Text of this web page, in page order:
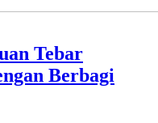
Tebar
Berbagi